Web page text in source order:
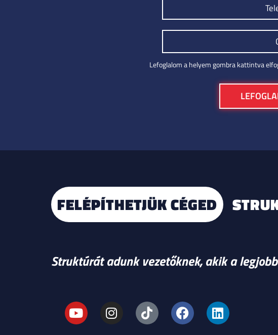
Lefoglalom a helyem gombra kattintva
FELÉPÍTHETJÜK CÉGED
Struktúrát adunk vezetőknek, akik a